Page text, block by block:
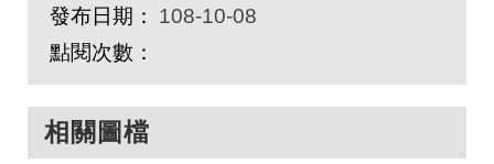
發布日期：
108-10-08
點閱次數：
相關圖檔